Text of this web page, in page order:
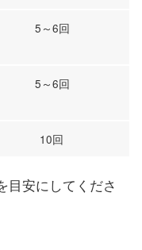
5～6回
5～6回
10回
目安にしてくださ